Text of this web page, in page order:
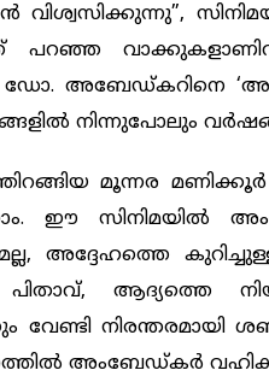
പറഞ്ഞ
ഡോ. അബേഡ്കറിനെ
നിന്നുപോലും
മൂന്നര
ഈ സിനിമയില്‍
അദ്ദേഹത്തെ
ആദ്യത്തെ
നിരന്തരമായി
അംബേഡ്കര്‍